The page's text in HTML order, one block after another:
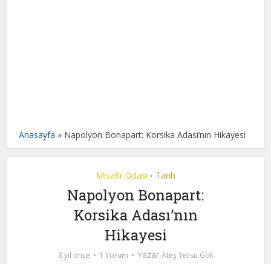
Anasayfa » Napolyon Bonapart: Korsika Adası’nın Hikayesi
Misafir Odası • Tarih
Napolyon Bonapart:
Korsika Adası’nın
Hikayesi
3 yıl önce 1 Yorum Yazar Ateş Yersu Gök